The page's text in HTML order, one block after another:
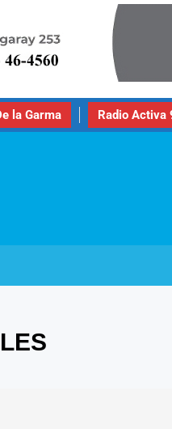
la Garma Radio Activa